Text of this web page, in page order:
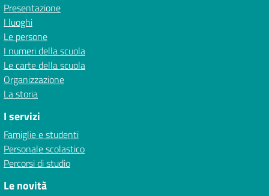
Presentazione
I luoghi
Le persone
I numeri della scuola
Le carte della scuola
Organizzazione
La storia
I servizi
Famiglie e studenti
Personale scolastico
Percorsi di studio
Le novità